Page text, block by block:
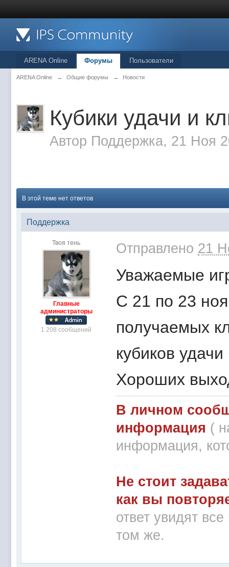
ARENA Online Форумы Пользователи
ARENA Online → Общие форумы → Новости
Кубики удачи и
Автор Поддержка, 21 Ноя
В этой теме нет ответов
Поддержка
Твоя тень
Главные
администраторы
1 208 сообщений
Отправлено 21
Уважаемые
С 21 по 23
получаемых
кубиков
Хороших
В личном
информация (
информация,
Не стоит
как вы
ответ увидят
том же.